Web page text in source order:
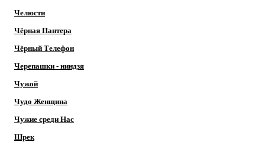
Челюсти
Чёрная Пантера
Чёрный Телефон
Черепашки - ниндзя
Чужой
Чудо Женщина
Чужие среди Нас
Шрек